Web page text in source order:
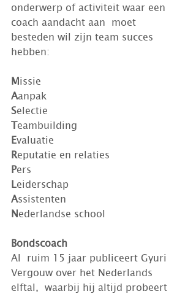
onderwerp of activiteit waar een
coach aandacht aan  moet
besteden wil zijn team succes
hebben:
Missie
Aanpak
Selectie
Teambuilding
Evaluatie
Reputatie en relaties
Pers
Leiderschap
Assistenten
Nederlandse school
Bondscoach
Al  ruim 15 jaar publiceert Gyuri
Vergouw over het Nederlands
elftal,  waarbij hij altijd probeert